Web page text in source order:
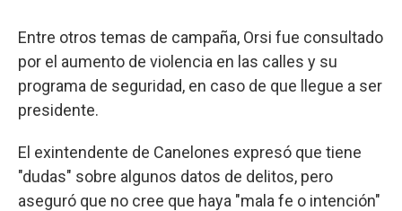
Entre otros temas de campaña, Orsi fue consultado
por el aumento de violencia en las calles y su
programa de seguridad, en caso de que llegue a ser
presidente.
El exintendente de Canelones expresó que tiene
"dudas" sobre algunos datos de delitos, pero
aseguró que no cree que haya "mala fe o intención"